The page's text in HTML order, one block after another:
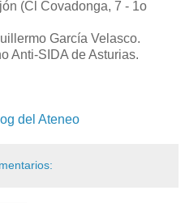
(Cl Covadonga, 7 - 1o
García Velasco.
Anti-SIDA de Asturias.
del Ateneo